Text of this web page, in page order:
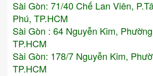
Sài Gòn: 71/40 Chế Lan Viên,
Phú, TP.HCM
Sài Gòn : 64 Nguyễn Kim,
TP.HCM
Sài Gòn: 178/7 Nguyễn Kim,
TP.HCM